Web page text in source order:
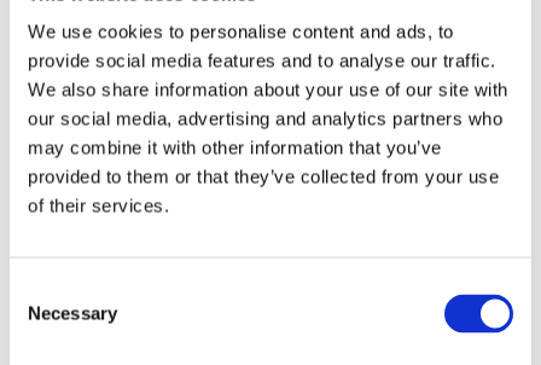
We use cookies to personalise content and ads, to
provide social media features and to analyse our traffic.
We also share information about your use of our site with
our social media, advertising and analytics partners who
may combine it with other information that you’ve
provided to them or that they’ve collected from your use
of their services.
Selection
Necessary
Агрегати рульового управління (4)
Рульова рейка з ЕПК (4)
КЛІМАТИЗАЦІЯ ДЛЯ